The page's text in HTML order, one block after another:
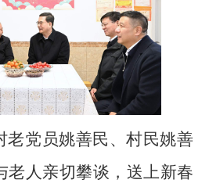
老党员姚善民、村民姚善
老人亲切攀谈，送上新春